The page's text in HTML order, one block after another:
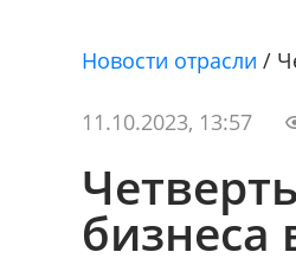
Новости отрасли /
11.10.2023, 13:57
бизнеса